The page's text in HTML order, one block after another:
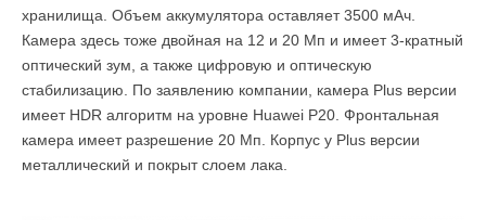
хранилища. Объем аккумулятора оставляет 3500 мАч.
Камера здесь тоже двойная на 12 и 20 Мп и имеет 3-кратный
оптический зум, а также цифровую и оптическую
стабилизацию. По заявлению компании, камера Plus версии
имеет HDR алгоритм на уровне Huawei P20. Фронтальная
камера имеет разрешение 20 Мп. Корпус у Plus версии
металлический и покрыт слоем лака.